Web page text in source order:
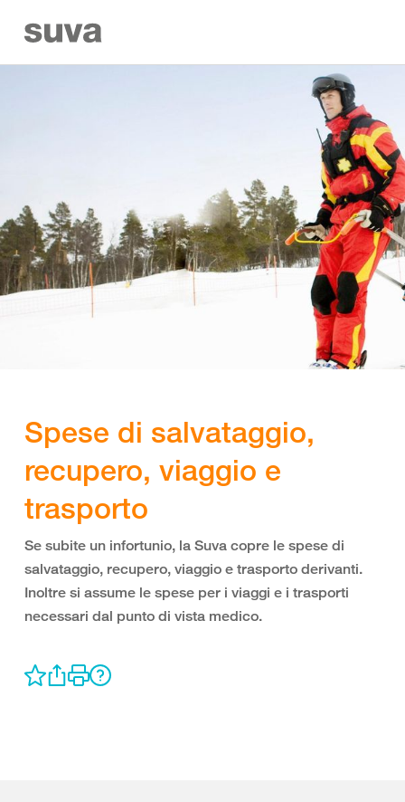
Spese di salvataggio,
recupero, viaggio e
trasporto
Se subite un infortunio, la Suva copre le spese di
salvataggio, recupero, viaggio e trasporto derivanti.
Inoltre si assume le spese per i viaggi e i trasporti
necessari dal punto di vista medico.